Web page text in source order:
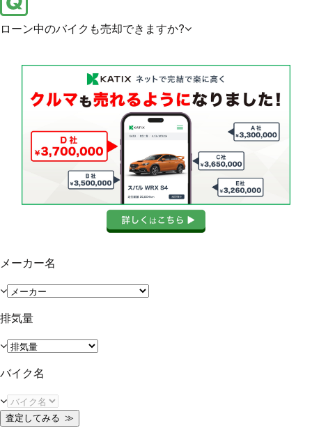
ローン中のバイクも売却できますか?
メーカー名
排気量
バイク名
査定してみる ≫